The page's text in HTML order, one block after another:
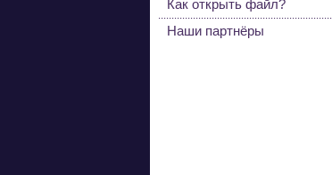
Как открыть файл?
Наши партнёры